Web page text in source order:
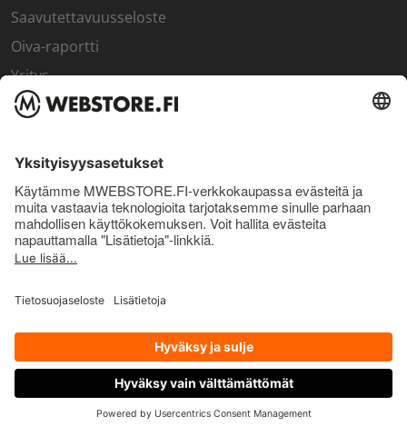
Saavutettavuusseloste
Oiva-raportti
Yritys
SISÄPIIRI
Sisäpiirin bonusohjelma
Uutiskirje
Uutiset ja artikkelit
© Pro Nutrition Finland Oy. 2026. Kaikki oikeudet pidätetään.
OTA YHTEYTTÄ